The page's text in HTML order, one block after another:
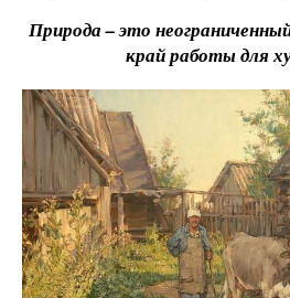
Природа – это
край работы для